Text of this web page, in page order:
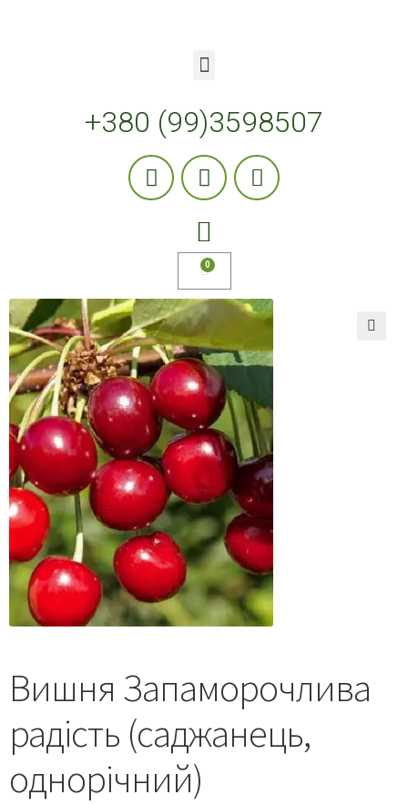
+380 (99)3598507
Вишня Запаморочлива
радість (саджанець,
однорічний)